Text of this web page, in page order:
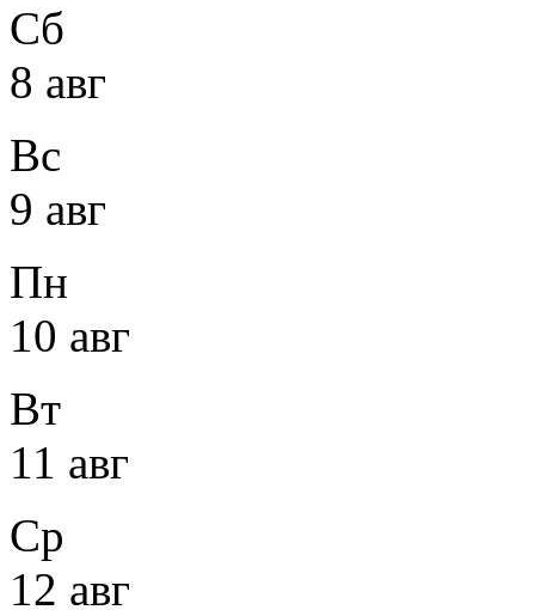
Сб
8 авг
Вс
9 авг
Пн
10 авг
Вт
11 авг
Ср
12 авг